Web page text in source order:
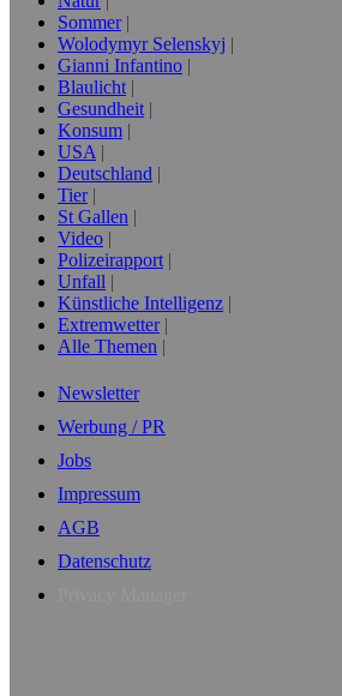
Sommer
Wolodymyr Selenskyj
Gianni Infantino
Blaulicht
Gesundheit
Konsum
USA
Deutschland
Tier
St Gallen
Video
Polizeirapport
Unfall
Künstliche Intelligenz
Extremwetter
Alle Themen
Newsletter
Werbung / PR
Jobs
Impressum
AGB
Datenschutz